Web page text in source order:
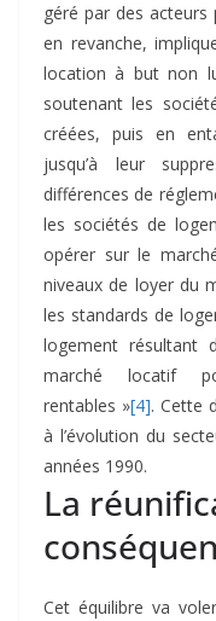
géré par des acteurs
en revanche,
location à but non
soutenant les
créées, puis en
jusqu’à leur
différences de
les sociétés de
opérer sur le
niveaux de loyer du
les standards de
logement résultant
marché locatif
rentables »[4]. Cette
à l’évolution du
années 1990.
La
Cet équilibre va